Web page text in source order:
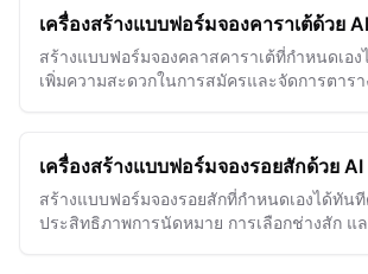
เครื่องสร้างแบบฟอร์มจองคาราเต้ด้วย
สร้างแบบฟอร์มจองคลาสคาราเต้ที่กำหนดเอ
เพิ่มความสะดวกในการสมัครและจัดการตารา
เครื่องสร้างแบบฟอร์มจองรอยสักด้วย
สร้างแบบฟอร์มจองรอยสักที่กำหนดเองได้ทัน
ประสิทธิภาพการนัดหมาย การเลือกช่างสัก แ